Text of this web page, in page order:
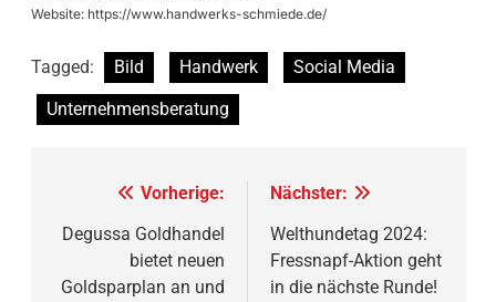
Website: https://www.handwerks-schmiede.de/
Tagged: Bild Handwerk
Social Media
Unternehmensberatung
Beitragsnavigation
Vorherige:
Degussa Goldhandel
bietet neuen
Goldsparplan an und
Nächster:
Welthundetag 2024:
Fressnapf-Aktion geht
in die nächste Runde!